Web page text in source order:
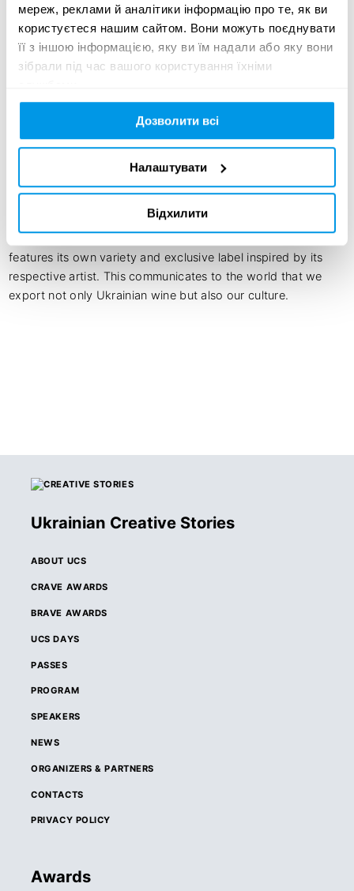
мереж, реклами й аналітики інформацію про те, як ви
користуєтеся нашим сайтом. Вони можуть поєднувати
її з іншою інформацією, яку ви їм надали або яку вони
зібрали під час вашого користування їхніми
Дозволити всі
Налаштувати
Відхилити
Mariia Hrabar
Music
DakhaBrakha
Creative idea:
Wataga Wine - a large-scale collaboration between
Ukrainian wine and Ukrainian art, created for export to the
USA and Europe. The brand has brought together various
wineries and well-known creative figures. Each bottle
features its own variety and exclusive label inspired by its
respective artist. This communicates to the world that we
export not only Ukrainian wine but also our culture.
Ukrainian Creative Stories
ABOUT UCS
CRAVE AWARDS
BRAVE AWARDS
UCS DAYS
PASSES
PROGRAM
SPEAKERS
NEWS
ORGANIZERS & PARTNERS
CONTACTS
PRIVACY POLICY
Awards